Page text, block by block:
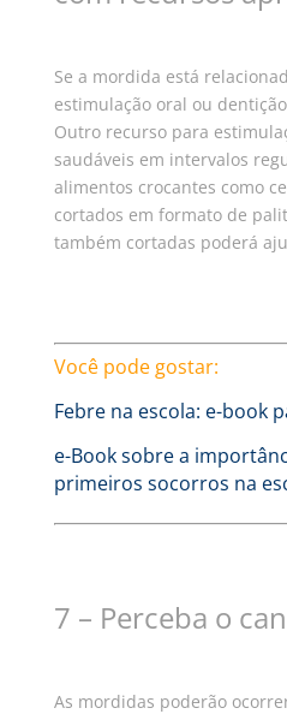
Se a mordida está
estimulação oral ou
Outro recurso para
saudáveis em intervalos
alimentos crocantes como
cortados em formato de
também cortadas poderá
Você pode gostar:
Febre na escola: e-book
e-Book sobre a
primeiros socorros na
7 – Perceba o
As mordidas poderão